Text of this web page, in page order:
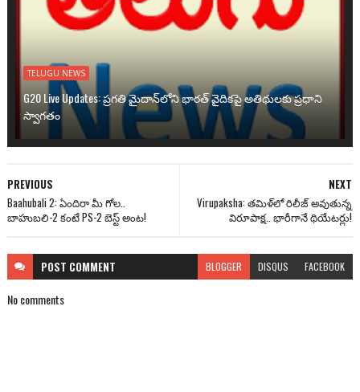
TELUGU NEWS
G20 Live Updates: ప్రగతి మైదాన్‌లోని భారత్ వైదికపై అతిథులకు ప్రధాని
స్వాగతం
NEXT
Virupaksha: తమిళ్‌లో రిలీజ్‌ అవుతున్న
విరూపాక్ష.. భారీగానే థియేటర్లు!
PREVIOUS
Baahubali 2: ఏందిరా మీ గోల..
బాహుబలి-2 కంటే PS-2 బెస్ట్ అంట!
POST COMMENT BLOGGER DISQUS FACEBOOK
No comments